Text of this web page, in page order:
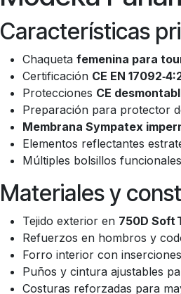
Modeka
Características
Chaquetafemenina para
Certificación CE EN
ProteccionesCE
Preparación para protector
Membrana Sympatex
Elementos reflectantes
Múltiples bolsillos
Materiales y
Tejido exterior en750D Soft
Refuerzos en hombros y
Forro interior con